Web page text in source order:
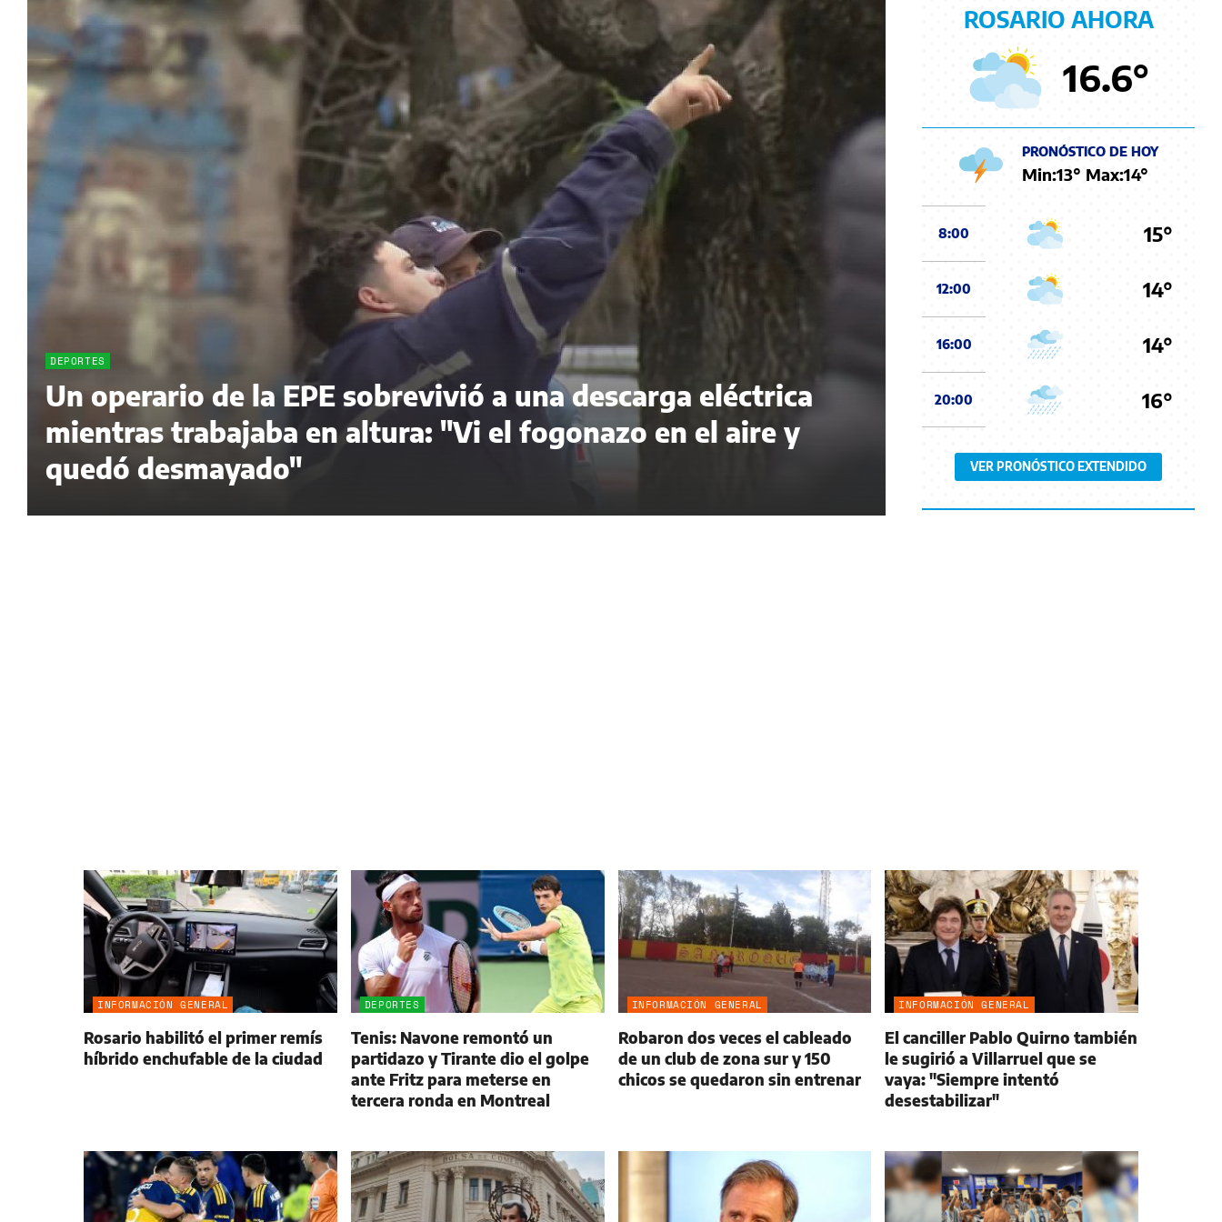
DEPORTES
Un operario de la EPE sobrevivió a una descarga eléctrica
mientras trabajaba en altura: "Vi el fogonazo en el aire y
quedó desmayado"
ROSARIO AHORA
16.6°
PRONÓSTICO DE HOY
Min:13° Max:14°
8:00 15°
12:00 14°
16:00 14°
20:00 16°
VER PRONÓSTICO EXTENDIDO
INFORMACIÓN GENERAL
Rosario habilitó el primer remís
híbrido enchufable de la ciudad
DEPORTES
Tenis: Navone remontó un
partidazo y Tirante dio el golpe
ante Fritz para meterse en
tercera ronda en Montreal
INFORMACIÓN GENERAL
Robaron dos veces el cableado
de un club de zona sur y 150
chicos se quedaron sin entrenar
INFORMACIÓN GENERAL
El canciller Pablo Quirno también
le sugirió a Villarruel que se
vaya: "Siempre intentó
desestabilizar"